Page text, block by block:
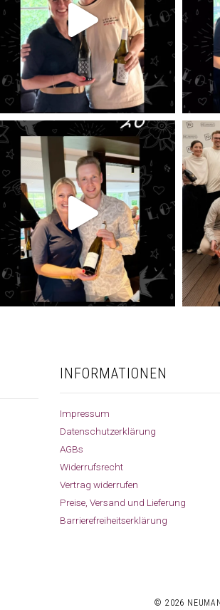
INFORMATIONEN
Impressum
Datenschutzerklärung
AGBs
Widerrufsrecht
Vertrag widerrufen
Preise, Versand und Lieferung
Barrierefreiheitserklärung
© 2026